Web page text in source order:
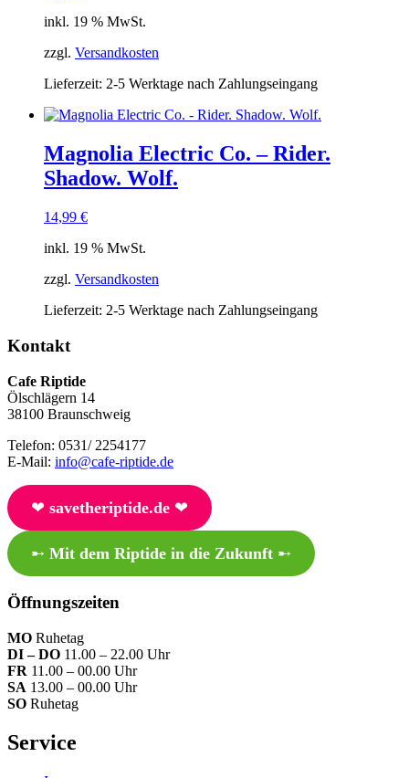
inkl. 19 % MwSt.
zzgl. Versandkosten
Lieferzeit: 2-5 Werktage nach Zahlungseingang
Magnolia Electric Co. – Rider.
Shadow. Wolf.
14,99 €
inkl. 19 % MwSt.
zzgl. Versandkosten
Lieferzeit: 2-5 Werktage nach Zahlungseingang
Kontakt
Cafe Riptide
Ölschlägern 14
38100 Braunschweig
Telefon: 0531/ 2254177
E-Mail: info@cafe-riptide.de
❤︎ savetheriptide.de❤︎
➸ Mit dem Riptide in die Zukunft➸
Öffnungszeiten
MO Ruhetag
DI – DO 11.00 – 22.00 Uhr
FR 11.00 – 00.00 Uhr
SA 13.00 – 00.00 Uhr
SO Ruhetag
Service